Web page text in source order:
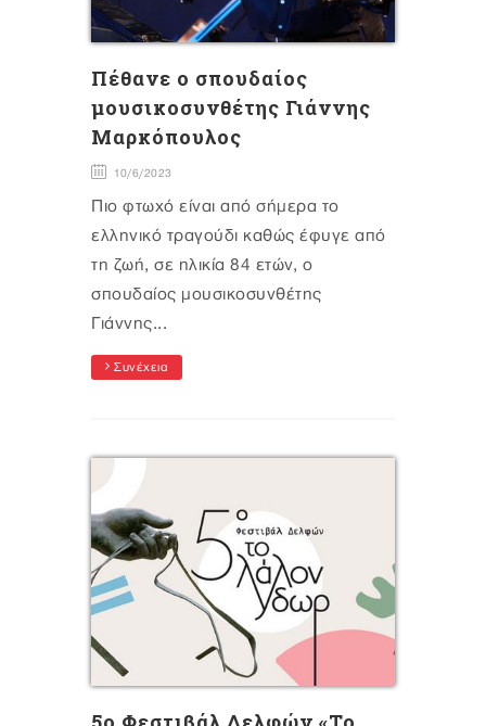
Πέθανε ο σπουδαίος
μουσικοσυνθέτης Γιάννης
Μαρκόπουλος
10/6/2023
Πιο φτωχό είναι από σήμερα το
ελληνικό τραγούδι καθώς έφυγε από
τη ζωή, σε ηλικία 84 ετών, ο
σπουδαίος μουσικοσυνθέτης
Γιάννης...
Συνέχεια